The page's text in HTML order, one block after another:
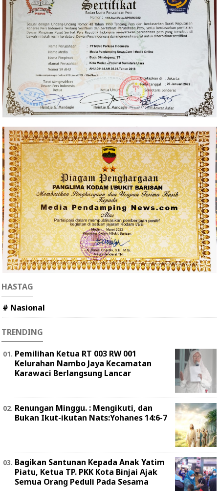
HASTAG
# Nasional
TRENDING
Pemilihan Ketua RT 003 RW 001
Kelurahan Nambo Jaya Kecamatan
Karawaci Berlangsung Lancar
Renungan Minggu. : Mengikuti, dan
Bukan Ikut-ikutan Nats:Yohanes 14:6-7
Bagikan Santunan Kepada Anak Yatim
Piatu, Ketua TP. PKK Kota Binjai Ajak
Semua Orang Peduli Pada Sesama